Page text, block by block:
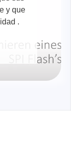
y que
.